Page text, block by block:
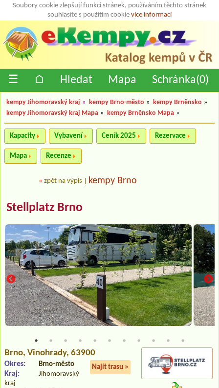
Soubory cookie zlepšují funkci stránek, používáním těchto stránek
souhlasíte s použitím cookie více informací
☰ ⌂ Hledat Mapa Schránka(0)
kempy Jihomoravský kraj » kempy Brno-město » kempy Brněnsko »
kempy Jihomoravský kraj Mapa » kempy Brněnsko Mapa »
Kapacity Vybavení Ceník 2025 Rezervace
Mapa Recenze
« zpět na výpis kempy Brno
Stellplatz Brno
Brno, Vinohrady, 63900
Najít trasu »
Okres: Brno-město
Kraj:
Jihomoravský
kraj